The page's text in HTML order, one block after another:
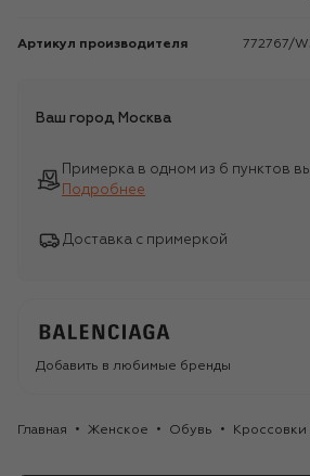
Артикул производителя 772767/
Ваш город Москва
Примерка в одном из 6 пунктов
Подробнее
Доставка с примеркой
Добавить в любимые бренды
Главная Женское Обувь Кроссовки